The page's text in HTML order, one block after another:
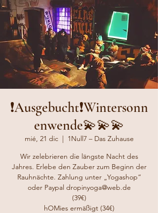
❗️Ausgebucht❗️Wintersonn
enwende💫💫💫
mié, 21 dic
  |
1Null7 – Das Zuhause
Wir zelebrieren die längste Nacht des
Jahres. Erlebe den Zauber zum Beginn der
Rauhnächte. Zahlung unter „Yogashop“
oder Paypal dropinyoga@web.de
(39€)
hOMies ermäßigt (34€)